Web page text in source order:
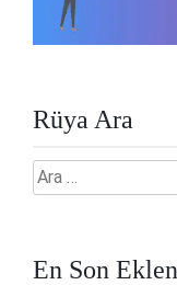
Rüya Ara
Arama:
En Son